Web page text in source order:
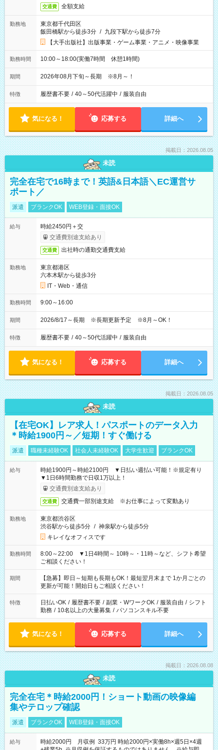
交通費 全額支給
勤務地
東京都千代田区
飯田橋駅から徒歩3分 / 九段下駅から徒歩7分
【大手出版社】出版事業・ゲーム事業・アニメ・映像事業
勤務時間 10:00～18:00(実働7時間 休憩1時間)
期間 2026年08月下旬～長期 ※8月～！
特徴 履歴書不要 / 40～50代活躍中 / 服装自由
気になる！ 応募する 詳細へ
掲載日：2026.08.05
未読
完全在宅で16時まで！英語&日本語＼EC運営サ
ポート／
派遣 ブランクOK WEB登録・面接OK
給与
時給2450円＋交
交通費別途支給あり
交通費 出社時の通勤交通費支給
勤務地
東京都港区
六本木駅から徒歩3分
IT・Web・通信
勤務時間 9:00～16:00
期間 2026/8/17～長期 ※長期更新予定 ※8月～OK！
特徴 履歴書不要 / 40～50代活躍中 / 服装自由
気になる！ 応募する 詳細へ
掲載日：2026.08.05
未読
【在宅OK】レア求人！パスポートのデータ入力
＊時給1900円～／短期！すぐ働ける
派遣 職種未経験OK 社会人未経験OK 大学生歓迎 ブランクOK
給与
時給1900円～時給2100円 ▼日払い週払い可能！※規定有り
▼1日6時間勤務で日収1万以上！
交通費別途支給あり
交通費 交通費一部別途支給 ※お仕事によって変動あり
勤務地
東京都渋谷区
渋谷駅から徒歩5分 / 神泉駅から徒歩5分
キレイなオフィスです
勤務時間
8:00～22:00 ▼1日4時間～ 10時～・11時～など、シフト希望
ご相談ください！
期間
【急募】即日～短期も長期もOK！最短翌月末まで 1か月ごとの
更新が可能！開始日もご相談ください！
特徴 日払いOK / 履歴書不要 / 副業・WワークOK / 服装自由 / シフト
勤務 / 10名以上の大量募集 / パソコンスキル不要
気になる！ 応募する 詳細へ
掲載日：2026.08.08
未読
完全在宅＊時給2000円！ショート動画の映像編
集やテロップ確認
派遣 ブランクOK WEB登録・面接OK
給与
時給2000円 月収例 33万円 時給2000円×実働8h×週5日×4週